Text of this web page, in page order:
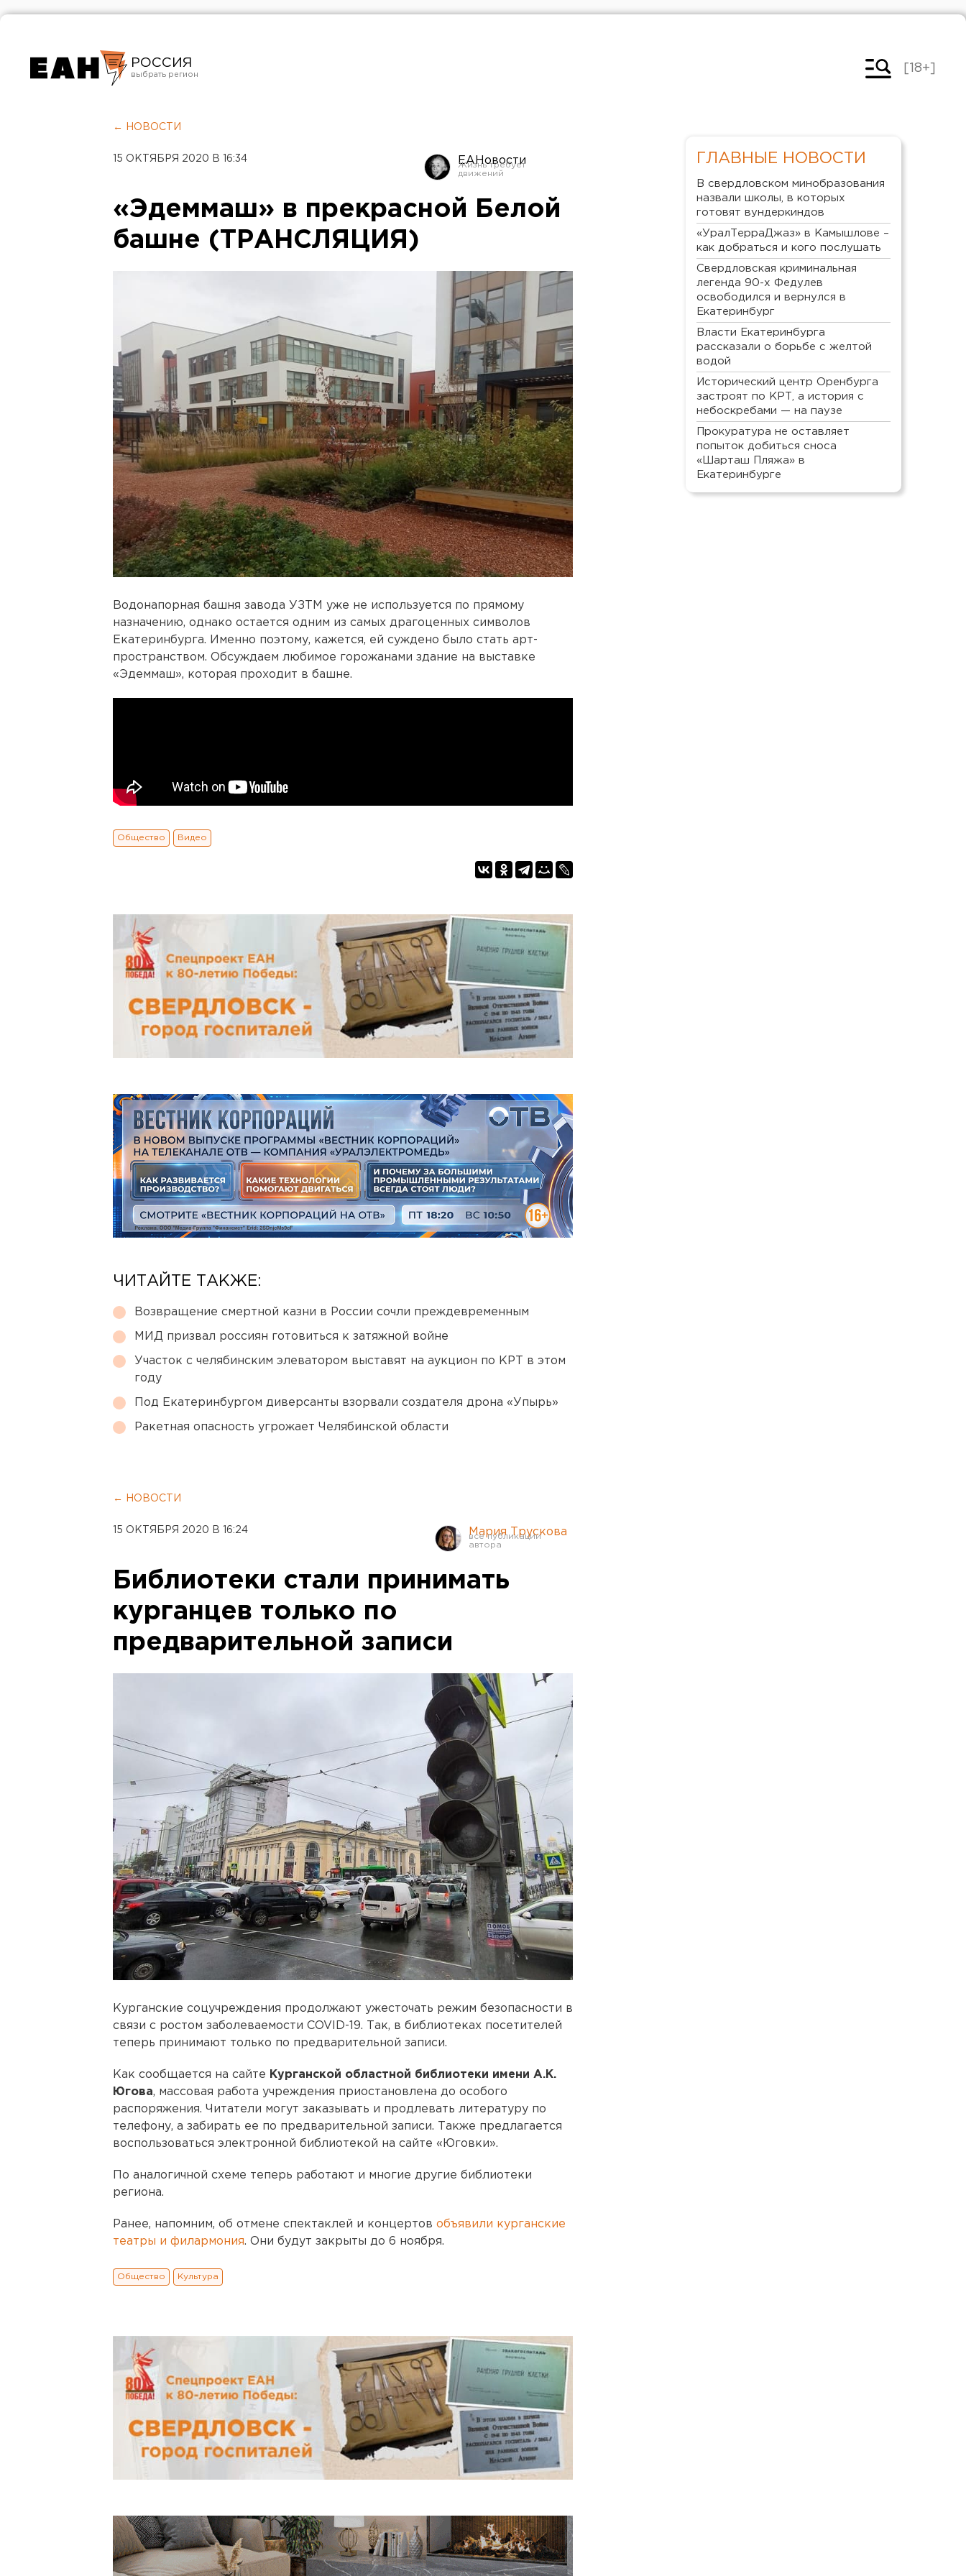
РОССИЯ
Челябинск
[18+]
← НОВОСТИ
15 ОКТЯБРЯ 2020 В 16:34 ЕАНовости
«Эдеммаш» в прекрасной Белой
башне (ТРАНСЛЯЦИЯ)
Водонапорная башня завода УЗТМ уже не используется по прямому
назначению, однако остается одним из самых драгоценных символов
Екатеринбурга. Именно поэтому, кажется, ей суждено было стать арт-
пространством. Обсуждаем любимое горожанами здание на выставке
«Эдеммаш», которая проходит в башне.
Общество Видео
ЧИТАЙТЕ ТАКЖЕ:
Возвращение смертной казни в России сочли преждевременным
МИД призвал россиян готовиться к затяжной войне
Участок с челябинским элеватором выставят на аукцион по КРТ в этом
году
Под Екатеринбургом диверсанты взорвали создателя дрона «Упырь»
Ракетная опасность угрожает Челябинской области
← НОВОСТИ
15 ОКТЯБРЯ 2020 В 16:24 Мария Трускова
Библиотеки стали принимать
курганцев только по
предварительной записи
Курганские соцучреждения продолжают ужесточать режим безопасности в
связи с ростом заболеваемости COVID-19. Так, в библиотеках посетителей
теперь принимают только по предварительной записи.
Как сообщается на сайте Курганской областной библиотеки имени А.К.
Югова, массовая работа учреждения приостановлена до особого
распоряжения. Читатели могут заказывать и продлевать литературу по
телефону, а забирать ее по предварительной записи. Также предлагается
воспользоваться электронной библиотекой на сайте «Юговки».
По аналогичной схеме теперь работают и многие другие библиотеки
региона.
Ранее, напомним, об отмене спектаклей и концертов объявили курганские
театры и филармония. Они будут закрыты до 6 ноября.
Общество Культура
ГЛАВНЫЕ НОВОСТИ
В свердловском минобразования
назвали школы, в которых
готовят вундеркиндов
«УралТерраДжаз» в Камышлове –
как добраться и кого послушать
Свердловская криминальная
легенда 90-х Федулев
освободился и вернулся в
Екатеринбург
Власти Екатеринбурга
рассказали о борьбе с желтой
водой
Исторический центр Оренбурга
застроят по КРТ, а история с
небоскребами — на паузе
Прокуратура не оставляет
попыток добиться сноса
«Шарташ Пляжа» в
Екатеринбурге